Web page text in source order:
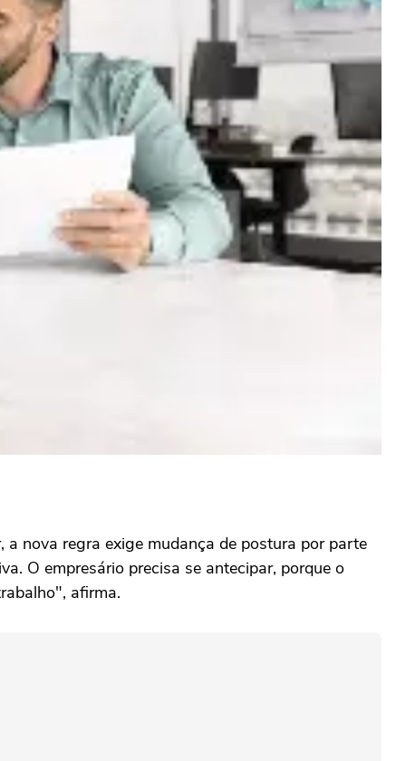
a nova regra exige mudança de postura por parte
O empresário precisa se antecipar, porque o
afirma.